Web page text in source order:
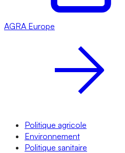
AGRA Europe
Politique agricole
Environnement
Politique sanitaire